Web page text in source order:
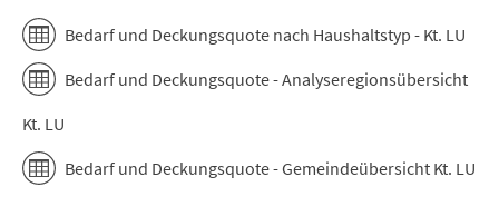
Bedarf und Deckungsquote nach Haushaltstyp - Kt. LU
Bedarf und Deckungsquote - Analyseregionsübersicht
Kt. LU
Bedarf und Deckungsquote - Gemeindeübersicht Kt. LU